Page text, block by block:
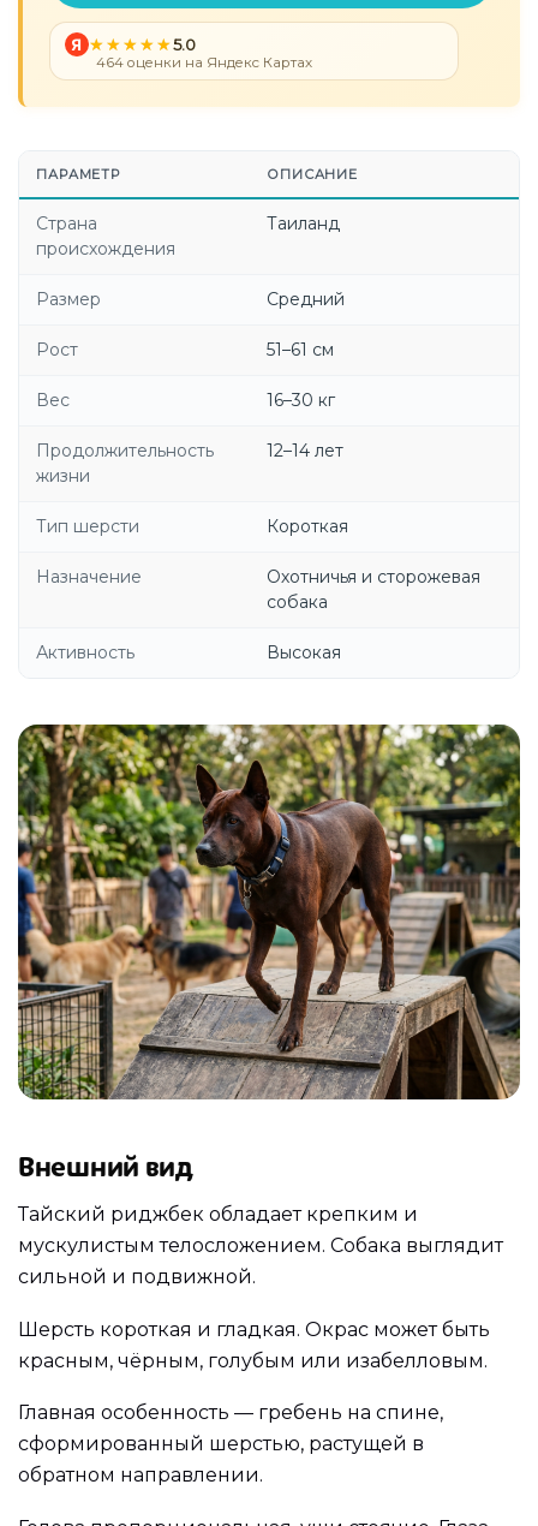
Я 5.0
464 оценки на Яндекс Картах
ПАРАМЕТР ОПИСАНИЕ
Страна
происхождения
Таиланд
Размер Средний
Рост 51–61 см
Вес 16–30 кг
Продолжительность
жизни
12–14 лет
Тип шерсти Короткая
Назначение
Охотничья и сторожевая
собака
Активность Высокая
Внешний вид
Тайский риджбек обладает крепким и
мускулистым телосложением. Собака выглядит
сильной и подвижной.
Шерсть короткая и гладкая. Окрас может быть
красным, чёрным, голубым или изабелловым.
Главная особенность — гребень на спине,
сформированный шерстью, растущей в
обратном направлении.